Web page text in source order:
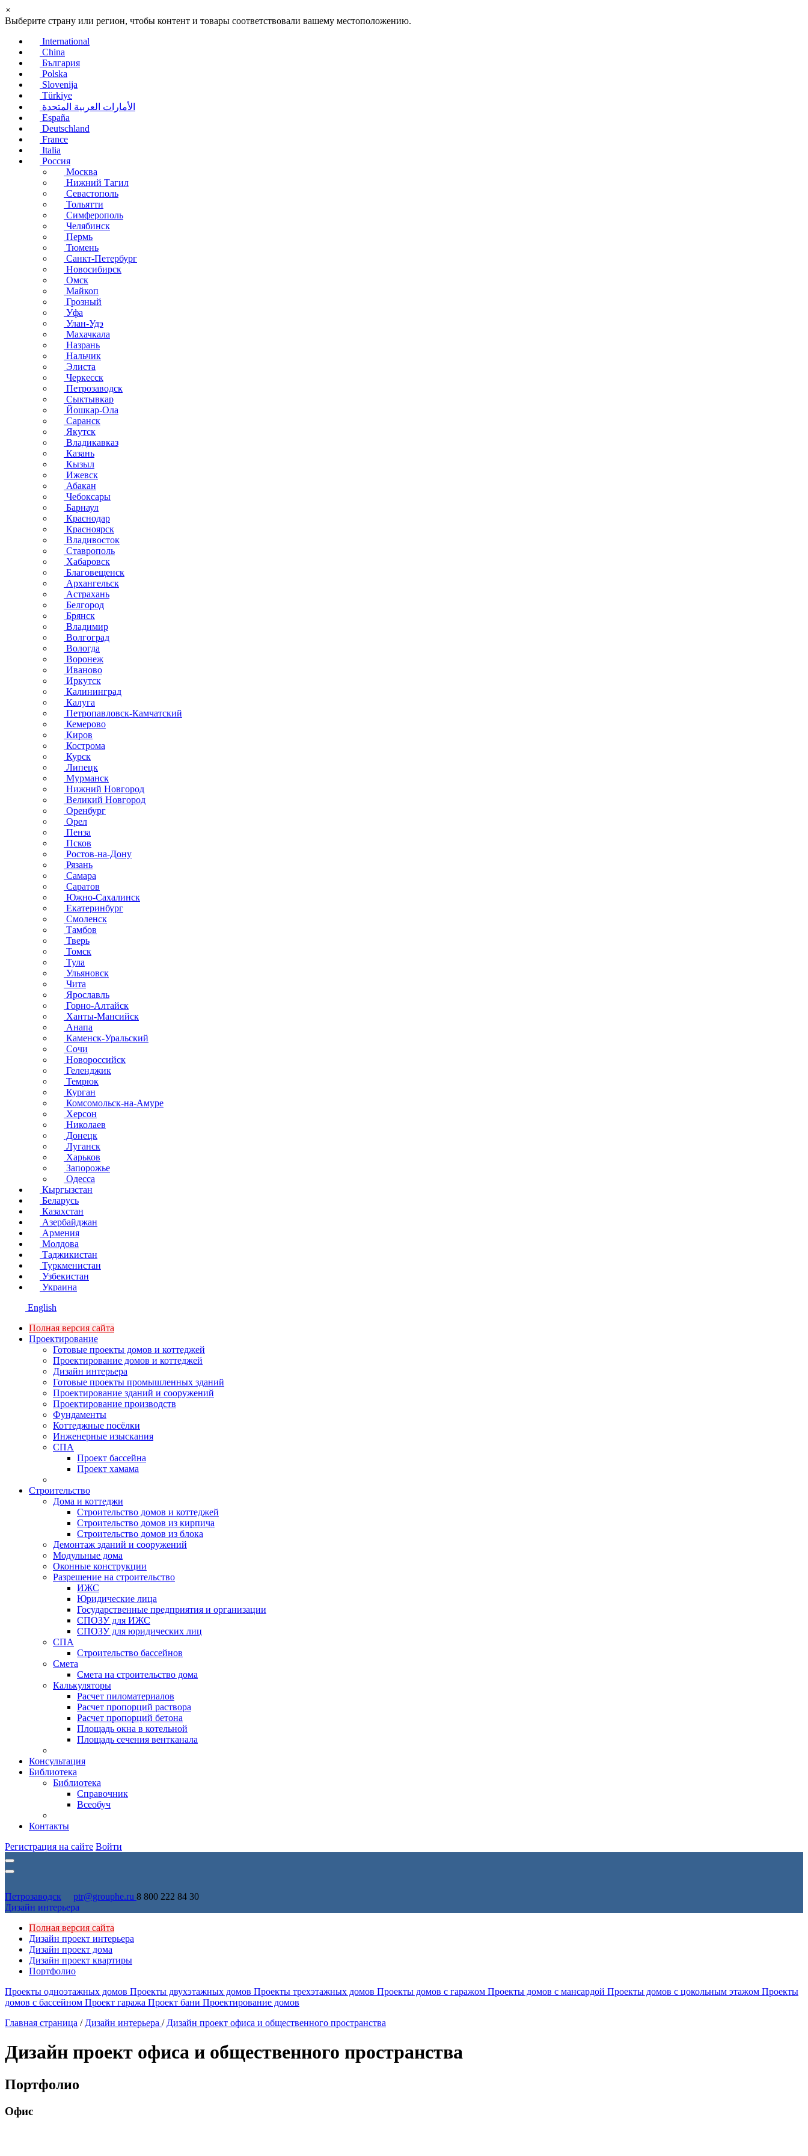
×
Выберите страну или регион, чтобы контент и товары соответствовали вашему местоположению.
International
China
България
Polska
Slovenija
Türkiye
الأمارات العربية المتحدة
España
Deutschland
France
Italia
Россия
Москва
Нижний Тагил
Севастополь
Тольятти
Симферополь
Челябинск
Пермь
Тюмень
Санкт-Петербург
Новосибирск
Омск
Майкоп
Грозный
Уфа
Улан-Удэ
Махачкала
Назрань
Нальчик
Элиста
Черкесск
Петрозаводск
Сыктывкар
Йошкар-Ола
Саранск
Якутск
Владикавказ
Казань
Кызыл
Ижевск
Абакан
Чебоксары
Барнаул
Краснодар
Красноярск
Владивосток
Ставрополь
Хабаровск
Благовещенск
Архангельск
Астрахань
Белгород
Брянск
Владимир
Волгоград
Вологда
Воронеж
Иваново
Иркутск
Калининград
Калуга
Петропавловск-Камчатский
Кемерово
Киров
Кострома
Курск
Липецк
Мурманск
Нижний Новгород
Великий Новгород
Оренбург
Орел
Пенза
Псков
Ростов-на-Дону
Рязань
Самара
Саратов
Южно-Сахалинск
Екатеринбург
Смоленск
Тамбов
Тверь
Томск
Тула
Ульяновск
Чита
Ярославль
Горно-Алтайск
Ханты-Мансийск
Анапа
Каменск-Уральский
Сочи
Новороссийск
Геленджик
Темрюк
Курган
Комсомольск-на-Амуре
Херсон
Николаев
Донецк
Луганск
Харьков
Запорожье
Одесса
Кыргызстан
Беларусь
Казахстан
Азербайджан
Армения
Молдова
Таджикистан
Туркменистан
Узбекистан
Украина
English
Полная версия сайта
Проектирование
Готовые проекты домов и коттеджей
Проектирование домов и коттеджей
Дизайн интерьера
Готовые проекты промышленных зданий
Проектирование зданий и сооружений
Проектирование производств
Фундаменты
Коттеджные посёлки
Инженерные изыскания
СПА
Проект бассейна
Проект хамама
Строительство
Дома и коттеджи
Строительство домов и коттеджей
Строительство домов из кирпича
Строительство домов из блока
Демонтаж зданий и сооружений
Модульные дома
Оконные конструкции
Разрешение на строительство
ИЖС
Юридические лица
Государственные предприятия и организации
СПОЗУ для ИЖС
СПОЗУ для юридических лиц
СПА
Строительство бассейнов
Смета
Смета на строительство дома
Калькуляторы
Расчет пиломатериалов
Расчет пропорций раствора
Расчет пропорций бетона
Площадь окна в котельной
Площадь сечения вентканала
Консультация
Библиотека
Библиотека
Справочник
Всеобуч
Контакты
Регистрация на сайте Войти
Петрозаводск ptr@grouphe.ru 8 800 222 84 30
Дизайн интерьера
Полная версия сайта
Дизайн проект интерьера
Дизайн проект дома
Дизайн проект квартиры
Портфолио
Проекты одноэтажных домов Проекты двухэтажных домов Проекты трехэтажных домов Проекты домов с гаражом Проекты домов с мансардой Проекты домов с цокольным этажом Проекты
домов с бассейном Проект гаража Проект бани Проектирование домов
Главная страница / Дизайн интерьера / Дизайн проект офиса и общественного пространства
Дизайн проект офиса и общественного пространства
Портфолио
Офис